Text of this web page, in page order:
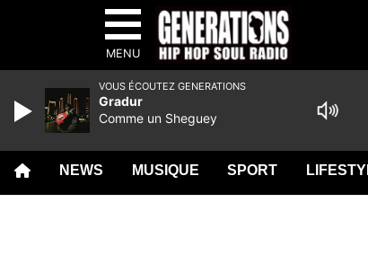
MENU
NEWS MUSIQUE SPORT
VOUS ÉCOUTEZ GENERATIONS
Gradur
Comme un Sheguey